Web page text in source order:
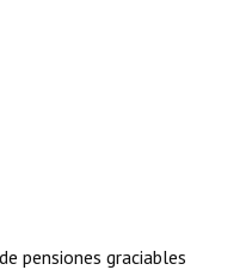
pensiones graciables